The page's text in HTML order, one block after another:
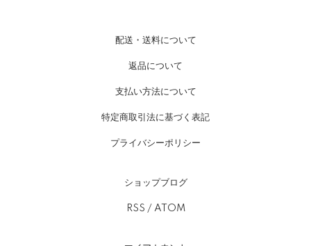
配送・送料について
返品について
支払い方法について
特定商取引法に基づく表記
プライバシーポリシー
ショップブログ
RSS / ATOM